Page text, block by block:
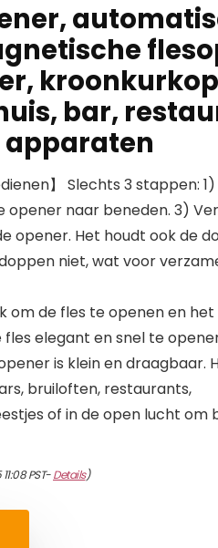
bar,
】 Slechts 3 stappen:
opener naar beneden. 3)
opener. Het houdt ook de
niet, wat voor
om de fles te openen en
elegant en snel te
is klein en draagbaar.
bruiloften, restaurants,
of in de open lucht om
PST-Details)